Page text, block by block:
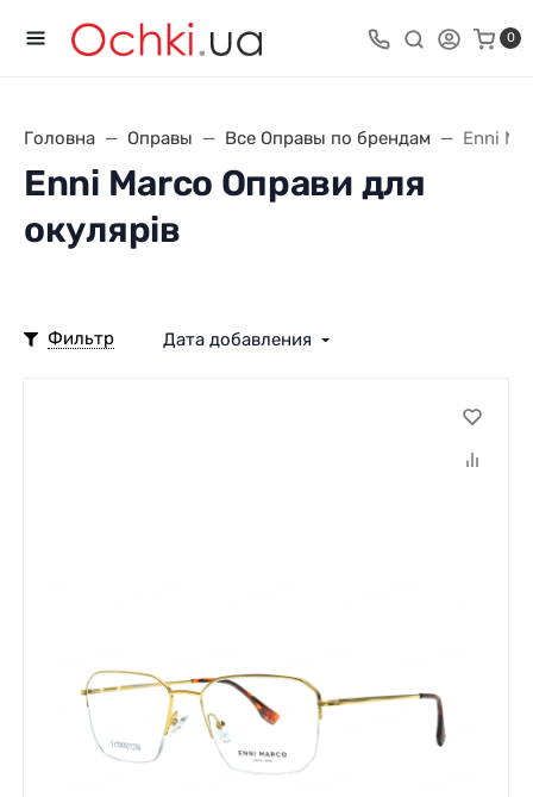
0
Головна Оправы Все Оправы по брендам Enni
Enni Marco Оправи для
окулярів
Фильтр Дата добавления